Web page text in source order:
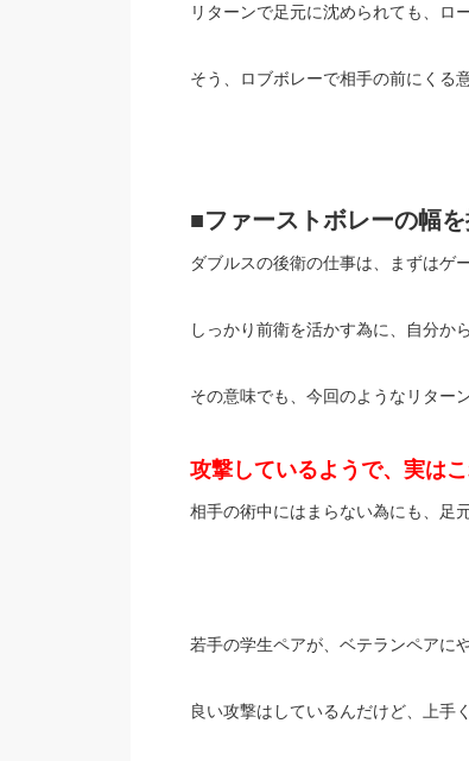
リターンで足元に沈められても、ロ
そう、ロブボレーで相手の前にくる
■ファーストボレーの幅
ダブルスの後衛の仕事は、まずはゲ
しっかり前衛を活かす為に、自分か
その意味でも、今回のようなリター
攻撃しているようで、実は
相手の術中にはまらない為にも、足
若手の学生ペアが、ベテランペアに
良い攻撃はしているんだけど、上手